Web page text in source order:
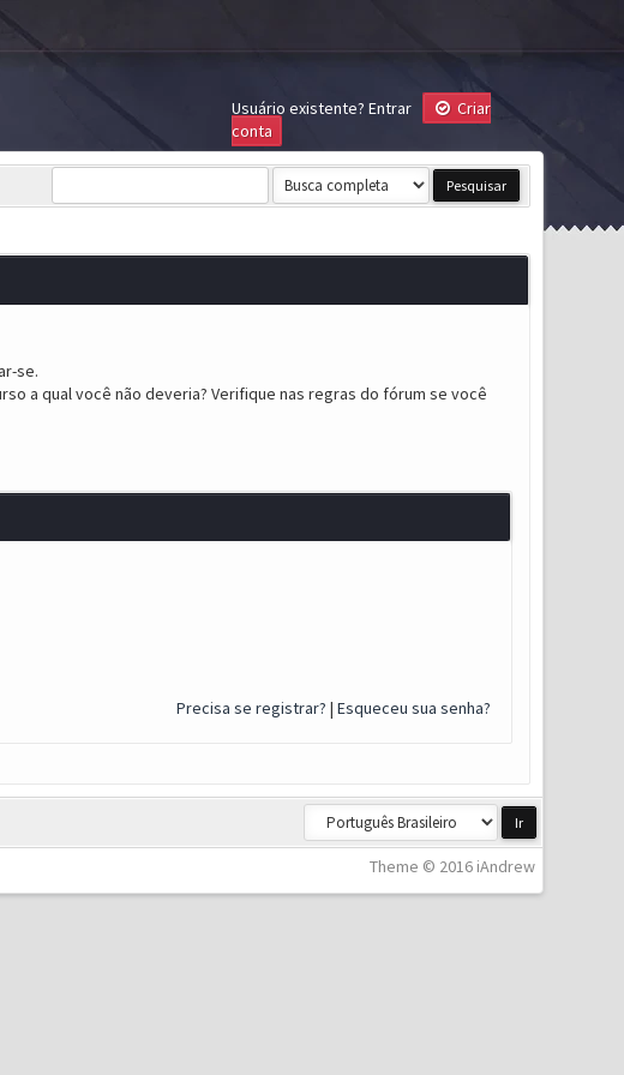
Usuário existente? Entrar
Criar
conta
se.
a qual você não deveria? Verifique nas regras do fórum se você
Precisa se registrar? | Esqueceu sua senha?
Theme © 2016 iAndrew